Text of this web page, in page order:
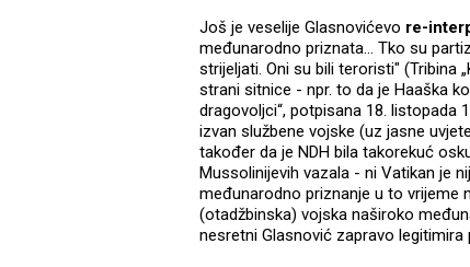
Još je veselije Glasnovićevo re-
međunarodno priznata... Tko su
strijeljati. Oni su bili teroristi" (Tribina
strani sitnice - npr. to da je Haaška
dragovoljci“, potpisana 18. listopada
izvan službene vojske (uz jasne
također da je NDH bila takorekuć
Mussolinijevih vazala - ni Vatikan je
međunarodno priznanje u to vrijeme
(otadžbinska) vojska naširoko
nesretni Glasnović zapravo